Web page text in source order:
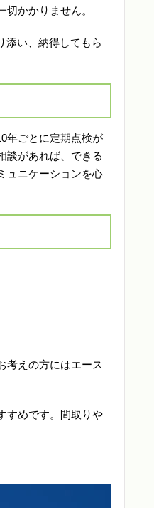
かかりません。
添い、納得してもら
年ごとに定期点検が
談があれば、できる
ュニケーションを心
考えの方にはエース
すめです。間取りや